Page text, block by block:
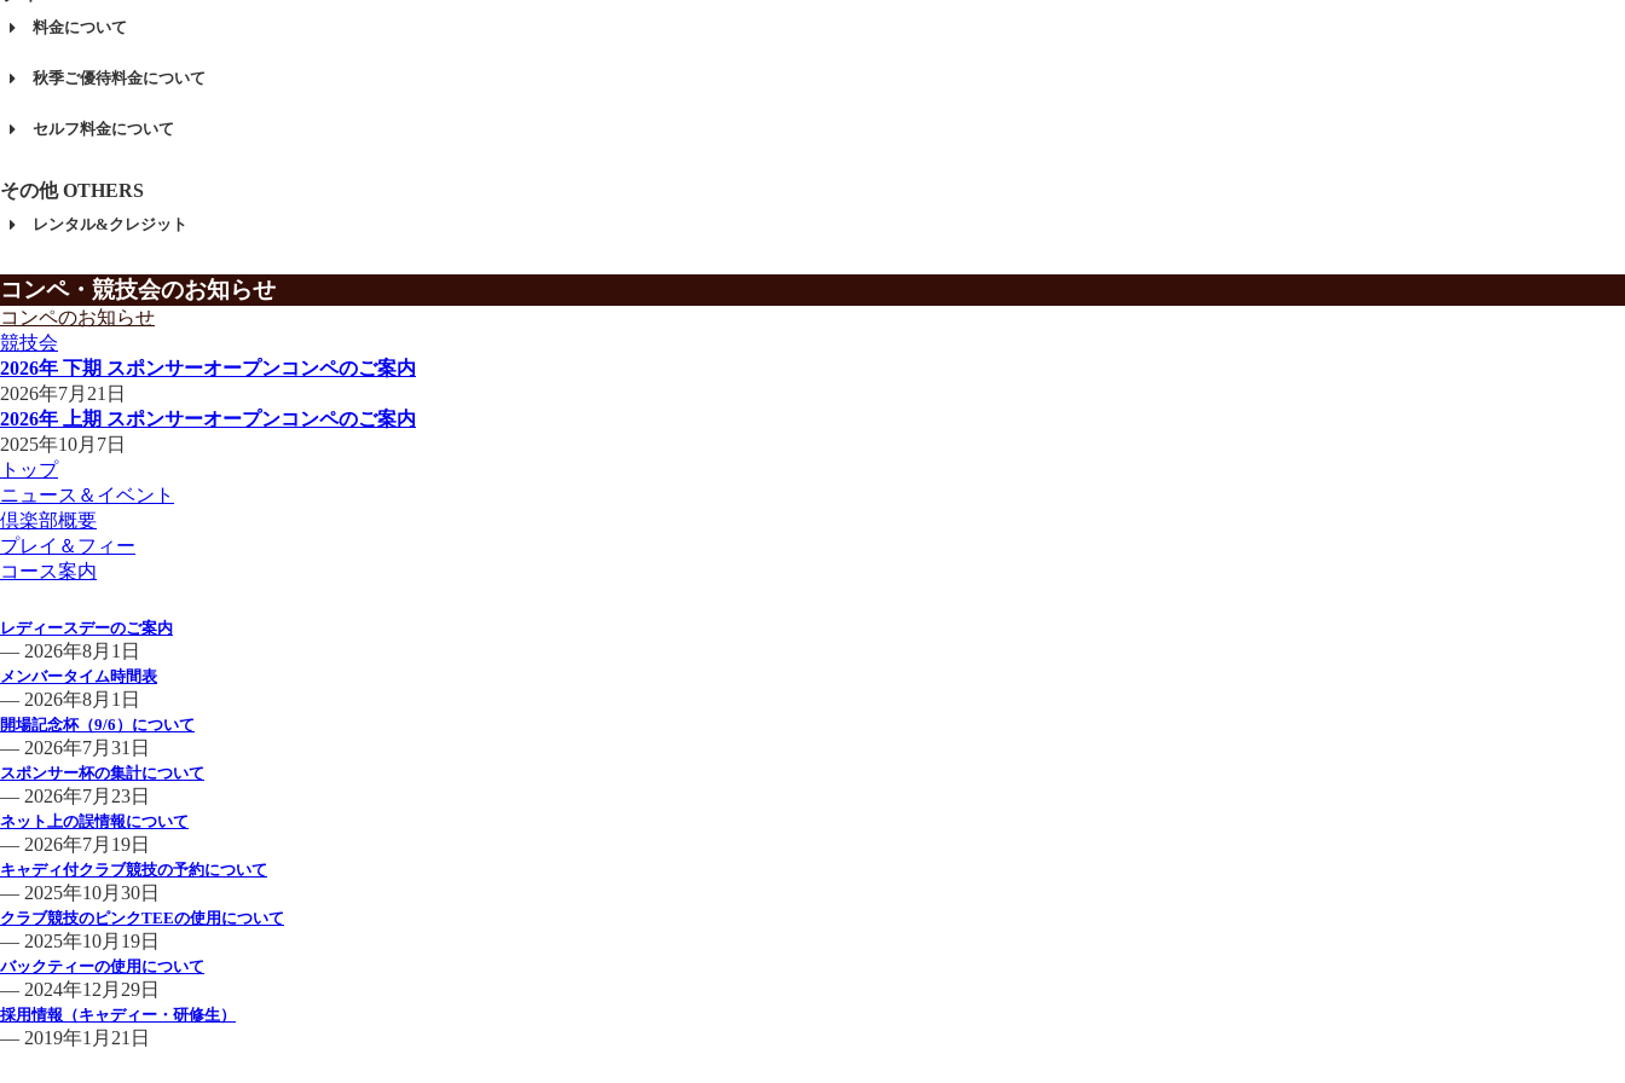
料金について
秋季ご優待料金について
セルフ料金について
その他 OTHERS
レンタル&クレジット
コンペ・競技会のお知らせ
コンペのお知らせ
競技会
2026年 下期 スポンサーオープンコンペのご案内
2026年7月21日
2026年 上期 スポンサーオープンコンペのご案内
2025年10月7日
トップ
ニュース＆イベント
倶楽部概要
プレイ＆フィー
コース案内
レディースデーのご案内
— 2026年8月1日
メンバータイム時間表
— 2026年8月1日
開場記念杯（9/6）について
— 2026年7月31日
スポンサー杯の集計について
— 2026年7月23日
ネット上の誤情報について
— 2026年7月19日
キャディ付クラブ競技の予約について
— 2025年10月30日
クラブ競技のピンクTEEの使用について
— 2025年10月19日
バックティーの使用について
— 2024年12月29日
採用情報（キャディー・研修生）
— 2019年1月21日